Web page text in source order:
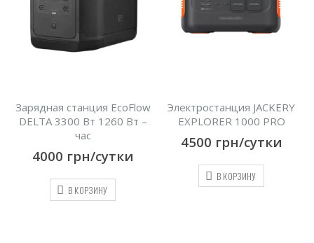
Зарядная станция EcoFlow
DELTA 3300 Вт 1260 Вт –
час
4000 грн/сутки
В КОРЗИНУ
Электростанция JACKERY
EXPLORER 1000 PRO
4500 грн/сутки
В КОРЗИНУ